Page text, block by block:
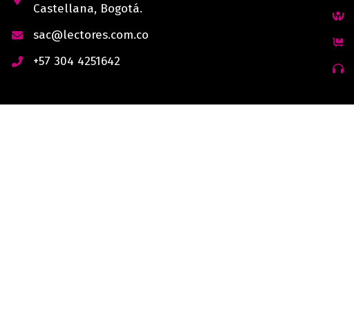
Castellana, Bogotá.
sac@lectores.com.co
+57 304 4251642